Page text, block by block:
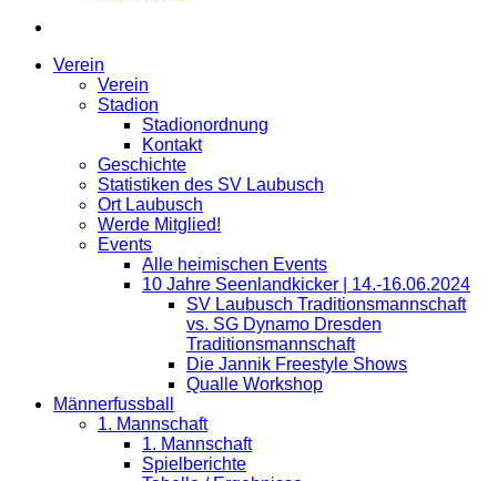
Verein
Verein
Stadion
Stadionordnung
Kontakt
Geschichte
Statistiken des SV Laubusch
Ort Laubusch
Werde Mitglied!
Events
Alle heimischen Events
10 Jahre Seenlandkicker | 14.-16.06.2024
SV Laubusch Traditionsmannschaft
vs. SG Dynamo Dresden
Traditionsmannschaft
Die Jannik Freestyle Shows
Qualle Workshop
Männerfussball
1. Mannschaft
1. Mannschaft
Spielberichte